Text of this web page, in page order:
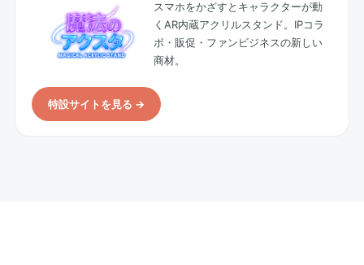
スマホをかざすとキャラクターが動
くAR内蔵アクリルスタンド。IPコラ
ボ・販促・ファンビジネスの新しい
商材。
特設サイトを見る →